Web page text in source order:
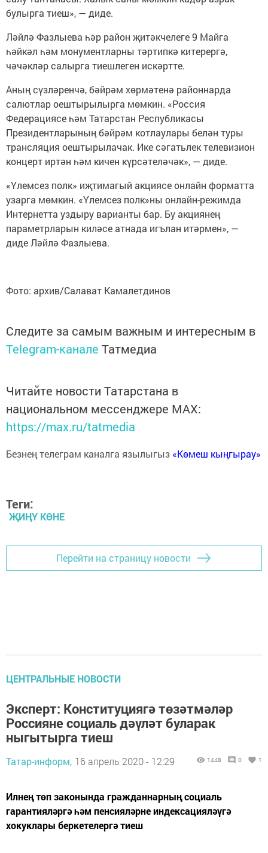
булырга тиеш», — диде.
Ләйлә Фазлыева һәр район җитәкчелеге 9 Майга
һәйкәл һәм монументларны тәртипкә китерергә,
чәчәкләр салырга тиешлеген искәртте.
Аның сүзләренчә, бәйрәм хөрмәтенә районнарда
салютлар оештырылырга мөмкин. «Россия
Федерациясе һәм Татарстан Республикасы
Президентларының бәйрәм котлаулары белән туры
трансляция оештырылачак. Ике сәгатьлек телевизион
концерт иртән һәм кичен күрсәтеләчәк», — диде.
«Үлемсез полк» иҗтимагый акциясе онлайн форматта
узарга мөмкин. «Үлемсез полк»ны онлайн-режимда
Интернетта уздыру варианты бар. Бу акциянең
параметрларын киләсе атнада игълан итәрмен», —
диде Ләйлә Фазлыева.
Фото: архив/Салават Камалетдинов
Следите за самым важным и интересным в
Telegram-канале Татмедиа
Читайте новости Татарстана в
национальном мессенджере MАХ:
https://max.ru/tatmedia
Безнең телеграм каналга язылыгыз «Көмеш кыңгырау»
Теги:
ҖИҢҮ КӨНЕ
Перейти на страницу новости
ЦЕНТРАЛЬНЫЕ НОВОСТИ
Эксперт: Конституциягә төзәтмәләр
Россияне социаль дәүләт буларак
ныгытырга тиеш
Татар-информ, 16 апрель 2020 - 12:29 1448 0 1
Илнең төп законында гражданнарның социаль
гарантияләргә һәм пенсияләрне индексацияләүгә
хокуклары беркетелергә тиеш